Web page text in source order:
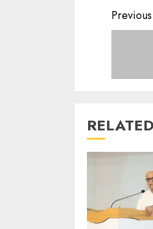
Previous